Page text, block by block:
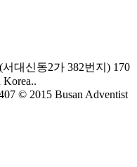
대신동2가 382번지) 170
Korea..
© 2015 Busan Adventist